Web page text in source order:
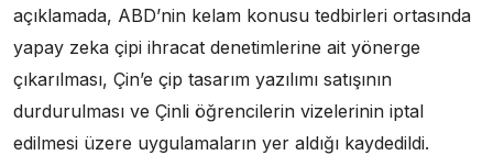
açıklamada, ABD’nin kelam konusu tedbirleri ortasında
yapay zeka çipi ihracat denetimlerine ait yönerge
çıkarılması, Çin’e çip tasarım yazılımı satışının
durdurulması ve Çinli öğrencilerin vizelerinin iptal
edilmesi üzere uygulamaların yer aldığı kaydedildi.